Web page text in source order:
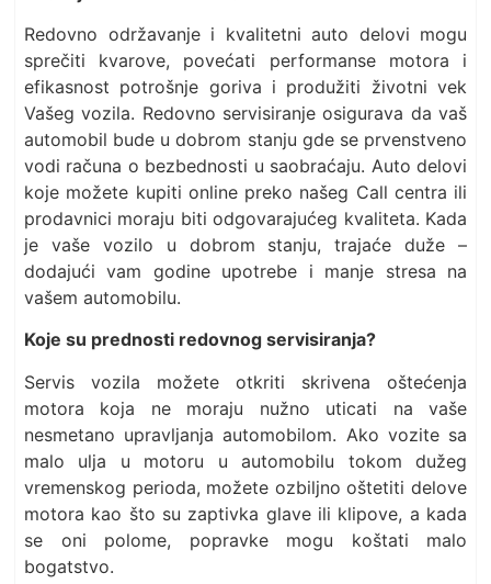
Redovno održavanje i kvalitetni auto delovi mogu
sprečiti kvarove, povećati performanse motora i
efikasnost potrošnje goriva i produžiti životni vek
Vašeg vozila. Redovno servisiranje osigurava da vaš
automobil bude u dobrom stanju gde se prvenstveno
vodi računa o bezbednosti u saobraćaju. Auto delovi
koje možete kupiti online preko našeg Call centra ili
prodavnici moraju biti odgovarajućeg kvaliteta. Kada
je vaše vozilo u dobrom stanju, trajaće duže –
dodajući vam godine upotrebe i manje stresa na
vašem automobilu.
Koje su prednosti redovnog servisiranja?
Servis vozila možete otkriti skrivena oštećenja
motora koja ne moraju nužno uticati na vaše
nesmetano upravljanja automobilom. Ako vozite sa
malo ulja u motoru u automobilu tokom dužeg
vremenskog perioda, možete ozbiljno oštetiti delove
motora kao što su zaptivka glave ili klipove, a kada
se oni polome, popravke mogu koštati malo
bogatstvo.